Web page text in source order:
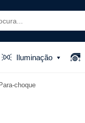
Iluminação
choque